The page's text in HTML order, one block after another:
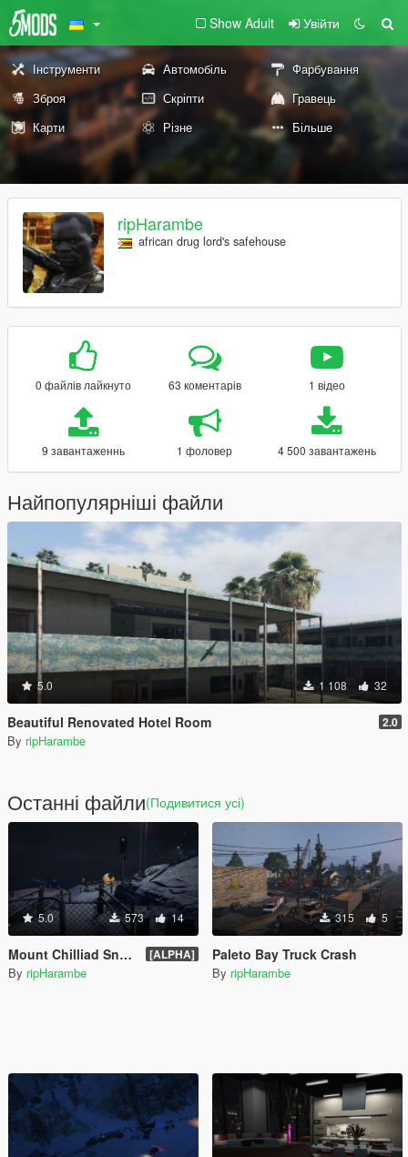
Show Adult Увійти
Інструменти Автомобіль
Фарбування
Зброя
Скріпти
Гравець
Карти
Різне Більше
ripHarambe
african drug lord's safehouse
0 файлів лайкнуто 63 коментарів 1 відео
9 завантаженнь 1 фоловер 4 500 завантажень
Найпопулярніші файли
5.0 1 108 32
Beautiful Renovated Hotel Room 2.0
By ripHarambe
Останні файли(Подивитися усі)
5.0 573 14
Mount Chilliad Snowy Trail [ALPHA]
By ripHarambe
315 5
Paleto Bay Truck Crash
By ripHarambe